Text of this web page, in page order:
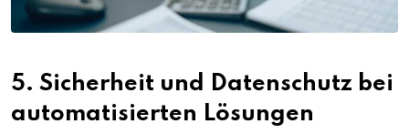
5. Sicherheit und Datenschutz bei
automatisierten Lösungen